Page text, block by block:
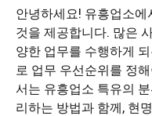
안녕하세요! 유흥업소
것을 제공합니다. 많은
양한 업무를 수행하게
로 업무 우선순위를 정
서는 유흥업소 특유의
리하는 방법과 함께, 현